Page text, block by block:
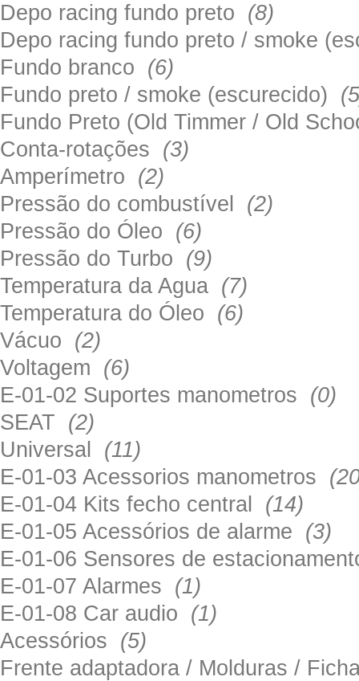
Depo racing fundo preto (8)
Depo racing fundo preto / smoke
Fundo branco (6)
Fundo preto / smoke (escurecido)
Fundo Preto (Old Timmer / Old
Conta-rotações (3)
Amperímetro (2)
Pressão do combustível (2)
Pressão do Óleo (6)
Pressão do Turbo (9)
Temperatura da Agua (7)
Temperatura do Óleo (6)
Vácuo (2)
Voltagem (6)
E-01-02 Suportes manometros (0)
SEAT (2)
Universal (11)
E-01-03 Acessorios manometros
E-01-04 Kits fecho central (14)
E-01-05 Acessórios de alarme (3)
E-01-06 Sensores de
E-01-07 Alarmes (1)
E-01-08 Car audio (1)
Acessórios (5)
Frente adaptadora / Molduras /